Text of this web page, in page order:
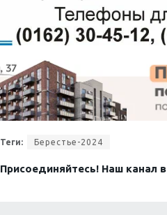
Теги: Берестье-2024
Присоединяйтесь! Наш канал в